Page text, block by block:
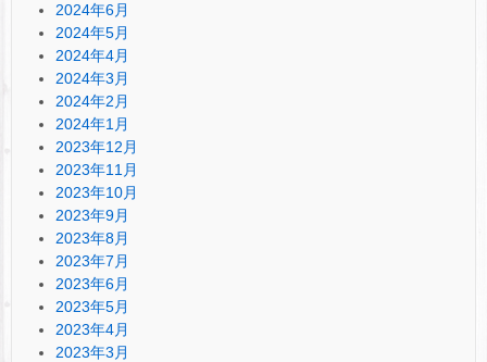
2024年6月
2024年5月
2024年4月
2024年3月
2024年2月
2024年1月
2023年12月
2023年11月
2023年10月
2023年9月
2023年8月
2023年7月
2023年6月
2023年5月
2023年4月
2023年3月